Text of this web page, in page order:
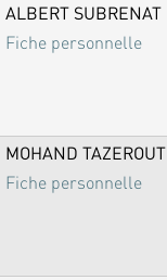
ALBERT SUBRENAT
Fiche personnelle
MOHAND TAZEROUT
Fiche personnelle